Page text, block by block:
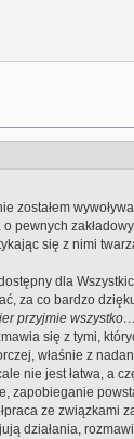
zostałem
się z nimi
dla
za co bardzo
przyjmie wszystko…
się z tymi,
właśnie z
nie jest łatwa, a
ze związkami
działania,